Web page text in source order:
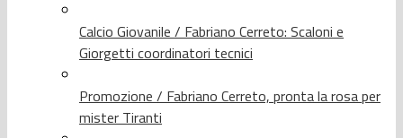
Calcio Giovanile / Fabriano Cerreto: Scaloni e
Giorgetti coordinatori tecnici
Promozione / Fabriano Cerreto, pronta la rosa per
mister Tiranti